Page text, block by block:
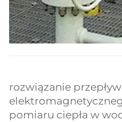
rozwiązanie
pomiaru ciepła w